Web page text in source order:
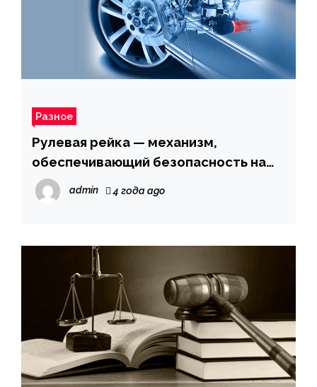
Разное
Рулевая рейка — механизм,
обеспечивающий безопасность на
дороге
admin 4 года ago